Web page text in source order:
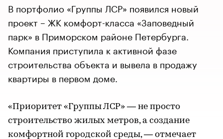
В портфолио «Группы ЛСР» появился новый
проект – ЖК комфорт-класса «Заповедный
парк» в Приморском районе Петербурга.
Компания приступила к активной фазе
строительства объекта и вывела в продажу
квартиры в первом доме.
«Приоритет «Группы ЛСР» — не просто
строительство жилых метров, а создание
комфортной городской среды, — отмечает